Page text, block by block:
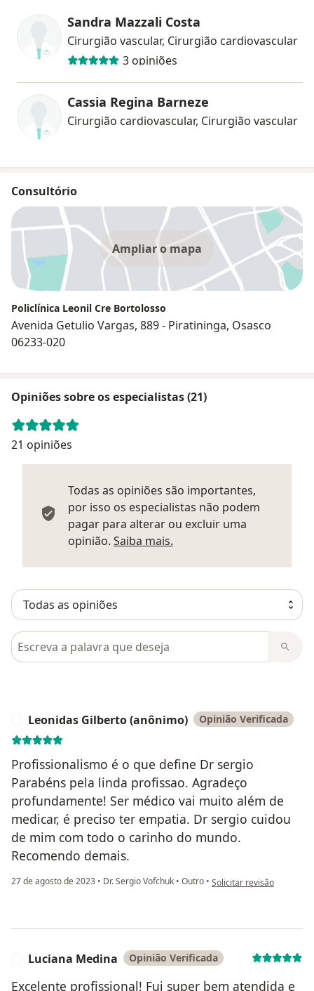
Sandra Mazzali Costa
Cirurgião vascular, Cirurgião cardiovascular
3 opiniões
Cassia Regina Barneze
Cirurgião cardiovascular, Cirurgião vascular
Consultório
Ampliar o mapa
Policlínica Leonil Cre Bortolosso
Avenida Getulio Vargas, 889 - Piratininga, Osasco
06233-020
Opiniões sobre os especialistas (21)
21 opiniões
Todas as opiniões são importantes,
por isso os especialistas não podem
pagar para alterar ou excluir uma
opinião. Saiba mais.
Pesquisar em opiniões
Leonidas Gilberto (anônimo) Opinião Verificada
Profissionalismo é o que define Dr sergio
Parabéns pela linda profissao. Agradeço
profundamente! Ser médico vai muito além de
medicar, é preciso ter empatia. Dr sergio cuidou
de mim com todo o carinho do mundo.
Recomendo demais.
27 de agosto de 2023 • Dr. Sergio Vofchuk • Outro • na opinião do utilizador
Solicitar revisão
Luciana Medina Opinião Verificada
Excelente profissional! Fui super bem atendida e